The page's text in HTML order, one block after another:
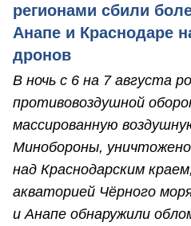
регионами сбили
Анапе и Краснодаре
дронов
В ночь с 6 на 7 августа
противовоздушной
массированную
Минобороны,
над Краснодарским
акваторией Чёрного
и Анапе обнаружили